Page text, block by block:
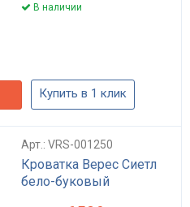
В наличии
Купить в 1 клик
Арт.: VRS-001250
Кроватка Верес Сиетл
бело-буковый